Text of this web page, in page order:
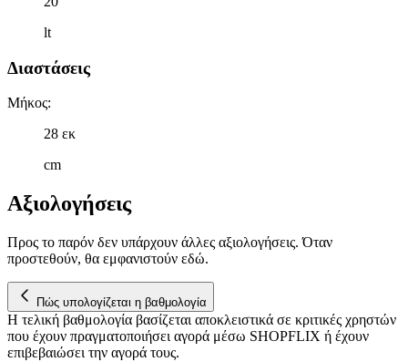
τοποθεσίας μας στους συνεργάτες μέσων κοινωνικής
lt
Διαστάσεις
Μήκος:
28 εκ
cm
Αξιολογήσεις
Προς το παρόν δεν υπάρχουν άλλες αξιολογήσεις. Όταν
προστεθούν, θα εμφανιστούν εδώ.
Πώς υπολογίζεται η βαθμολογία
Η τελική βαθμολογία βασίζεται αποκλειστικά σε κριτικές χρηστών
που έχουν πραγματοποιήσει αγορά μέσω SHOPFLIX ή έχουν
επιβεβαιώσει την αγορά τους.